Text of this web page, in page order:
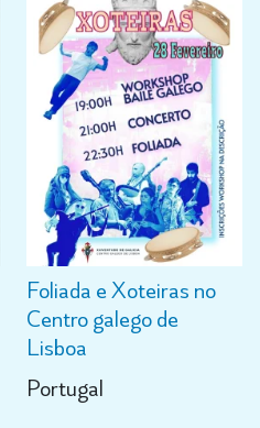
Foliada e Xoteiras no
Centro galego de
Lisboa
Portugal